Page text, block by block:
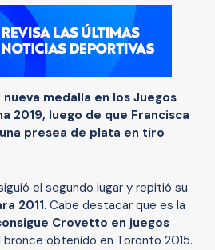
nueva medalla en los Juegos
2019, luego de que Francisca
presea de plata en tiro
el segundo lugar y repitió su
2011. Cabe destacar que es la
Crovetto en juegos
bronce obtenido en Toronto 2015.